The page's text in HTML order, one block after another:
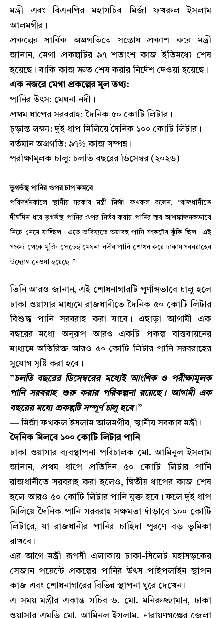
মন্ত্রী এবং বিএনপির মহাসচিব মির্জা ফখরুল ইসলাম
আলমগীর।
​প্রকল্পের সার্বিক অগ্রগতিতে সন্তোষ প্রকাশ করে মন্ত্রী
জানান, মেগা প্রকল্পটির ৯৭ শতাংশ কাজ ইতিমধ্যে শেষ
হয়েছে। বাকি কাজ দ্রুত শেষ করার নির্দেশ দেওয়া হয়েছে।
​এক নজরে মেগা প্রকল্পের মূল তথ্য:
​পানির উৎস: মেঘনা নদী।
​প্রথম ধাপের সরবরাহ: দৈনিক ৫০ কোটি লিটার।
​চূড়ান্ত লক্ষ্য: দুই ধাপ মিলিয়ে দৈনিক ১০০ কোটি লিটার।
​বর্তমান অগ্রগতি: ৯৭% কাজ সম্পন্ন।
​পরীক্ষামূলক চালু: চলতি বছরের ডিসেম্বর (২০২৬)
ভূগর্ভস্থ পানির ওপর চাপ কমবে
পরিদর্শনকালে স্থানীয় সরকার মন্ত্রী মির্জা ফখরুল বলেন, “রাজধানীতে
দীর্ঘদিন ধরে ভূগর্ভস্থ পানির ওপর নির্ভর করায় পানির স্তর আশঙ্কাজনকভাবে
নিচে নেমে যাচ্ছিল। এতে ভবিষ্যতে ভয়াবহ পানি সংকটের ঝুঁকি ছিল। এই
সংকট থেকে মুক্তি পেতেই মেঘনা নদীর পানি শোধন করে ঢাকায় সরবরাহের
উদ্যোগ নেওয়া হয়েছে।”
​তিনি আরও জানান, এই শোধনাগারটি পূর্ণাঙ্গভাবে চালু হলে
ঢাকা ওয়াসার মাধ্যমে রাজধানীতে দৈনিক ৫০ কোটি লিটার
বিশুদ্ধ পানি সরবরাহ করা যাবে। এছাড়া আগামী এক
বছরের মধ্যে অনুরূপ আরও একটি প্রকল্প বাস্তবায়নের
মাধ্যমে অতিরিক্ত আরও ৫০ কোটি লিটার পানি সরবরাহের
সুযোগ সৃষ্টি করা হবে।
​”চলতি বছরের ডিসেম্বরের মধ্যেই আংশিক ও পরীক্ষামূলক
পানি সরবরাহ শুরু করার পরিকল্পনা রয়েছে। আগামী এক
বছরের মধ্যে প্রকল্পটি সম্পূর্ণ চালু হবে।”
— মির্জা ফখরুল ইসলাম আলমগীর, স্থানীয় সরকার মন্ত্রী।
দৈনিক মিলবে ১০০ কোটি লিটার পানি
​ঢাকা ওয়াসার ব্যবস্থাপনা পরিচালক মো. আমিনুল ইসলাম
জানান, প্রথম ধাপে প্রতিদিন ৫০ কোটি লিটার পানি
রাজধানীতে সরবরাহ করা হলেও, দ্বিতীয় ধাপের কাজ শেষ
হলে আরও ৫০ কোটি লিটার পানি যুক্ত হবে। ফলে দুই ধাপ
মিলিয়ে দৈনিক পানি সরবরাহ সক্ষমতা দাঁড়াবে ১০০ কোটি
লিটারে, যা রাজধানীর পানির চাহিদা পূরণে বড় ভূমিকা
রাখবে।
​এর আগে মন্ত্রী রূপসী এলাকায় ঢাকা-সিলেট মহাসড়কের
সেজান পয়েন্টে প্রকল্পের পানির উৎস পাইপলাইন স্থাপন
কাজ এবং শোধনাগারের বিভিন্ন স্থাপনা ঘুরে দেখেন।
​এ সময় মন্ত্রীর একান্ত সচিব ড. মো. মনিরুজ্জামান, ঢাকা
ওয়াসার এমডি মো. আমিনুল ইসলাম, নারায়ণগঞ্জের জেলা